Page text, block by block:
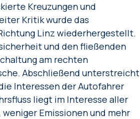
Kreuzungen und
Kritik wurde das
Linz wiederhergestellt.
und den fließenden
am rechten
Abschließend unterstreicht
Interessen der Autofahrer
liegt im Interesse aller
Emissionen und mehr